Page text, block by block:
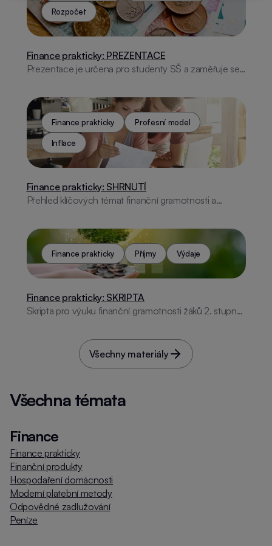
Rozpočet
Finance prakticky: PREZENTACE
Prezentace je určena pro studenty SŠ a zaměřuje se
na praktické rady, jako je sestavení rodinného
rozpočtu, zvládání inflace, či prevence proti finančním
a online podvodům. Vhodná pro edukativní účely v
rámci finančního vzdělávání.
Finance prakticky Profesní model
Inflace
Finance prakticky: SHRNUTÍ
Přehled klíčových témat finanční gramotnosti a
Dokument slouží jako podpůrný materiál k výkladu a
prezentacím, obsahující praktické tipy a názorné
příklady pro snadnější pochopení světa financí.
Finance prakticky Příjmy Výdaje
Finance prakticky: SKRIPTA
Skripta pro výuku finanční gramotnosti žáků 2. stupně.
hospodaření s penězi, bankovní produkty,
zodpovědné zadlužování, investice, pojištění a
digitální bezpečnost. Materiál je strukturován s
učitele, včetně bonusových sekcí pro interaktivní
výuku.
Všechny materiály
Všechna témata
Finance
Finance prakticky
Finanční produkty
Hospodaření domácnosti
Moderní platební metody
Odpovědné zadlužování
Peníze